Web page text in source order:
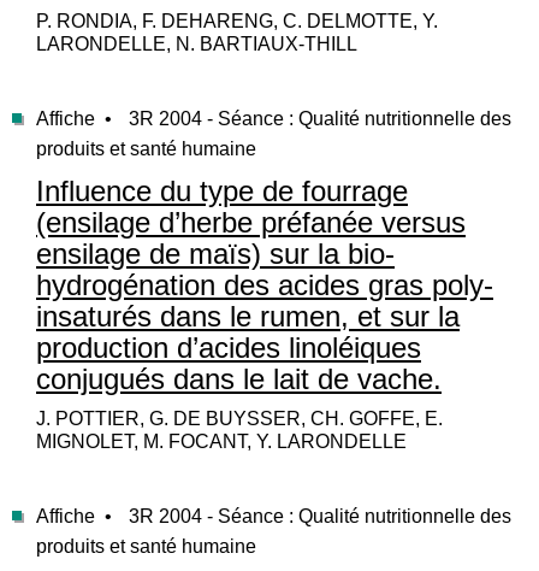
P. RONDIA, F. DEHARENG, C. DELMOTTE, Y.
LARONDELLE, N. BARTIAUX-THILL
Affiche •
3R 2004 - Séance : Qualité nutritionnelle des
produits et santé humaine
Influence du type de fourrage
(ensilage d’herbe préfanée versus
ensilage de maïs) sur la bio-
hydrogénation des acides gras poly-
insaturés dans le rumen, et sur la
production d’acides linoléiques
conjugués dans le lait de vache.
J. POTTIER, G. DE BUYSSER, CH. GOFFE, E.
MIGNOLET, M. FOCANT, Y. LARONDELLE
Affiche •
3R 2004 - Séance : Qualité nutritionnelle des
produits et santé humaine